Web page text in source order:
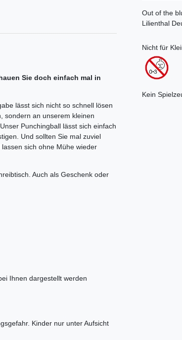
Sie doch einfach mal in
lässt sich nicht so schnell lösen
sondern an unserem kleinen
Punchingball lässt sich einfach
Und sollten Sie mal zuviel
sich ohne Mühe wieder
Auch als Geschenk oder
Ihnen dargestellt werden
Kinder nur unter Aufsicht
Out of the
Lilienthal
Nicht für
Kein